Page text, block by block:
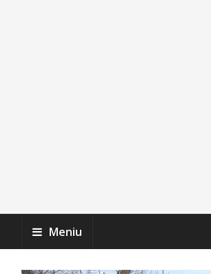
Meniu